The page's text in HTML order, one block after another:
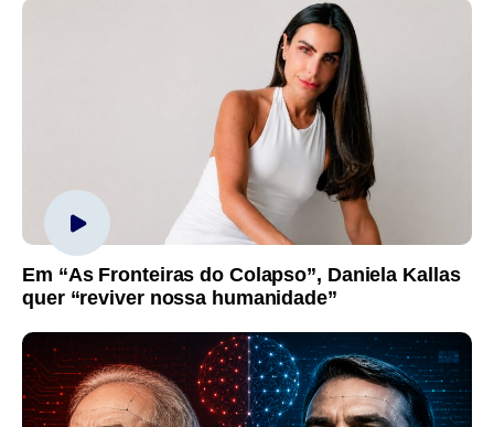
Em “As Fronteiras do Colapso”, Daniela Kallas
quer “reviver nossa humanidade”